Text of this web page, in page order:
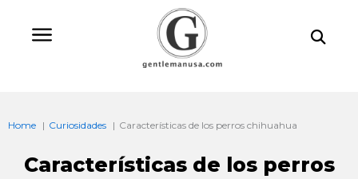
Home Curiosidades Características de los perros chihuahua
Características de los perros